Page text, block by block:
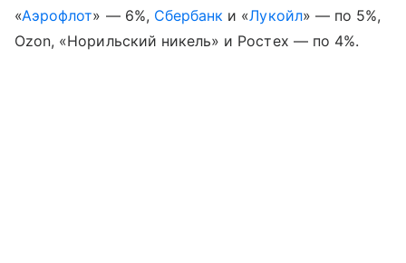
«Аэрофлот» — 6%, Сбербанк и «Лукойл» — по 5%,
Ozon, «Норильский никель» и Ростех — по 4%.